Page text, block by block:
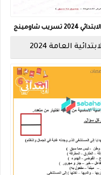
شاومينج
العامة 2024